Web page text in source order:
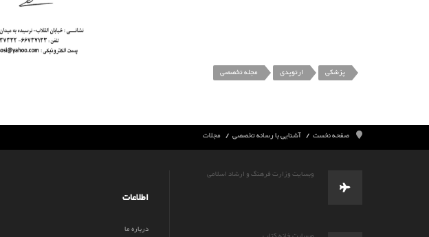
پزشکی ارتوپدی مجله تخصصی
صفحه نخست آشنایی با رسانه تخصصی مجلات
وبسایت وزارت فرهنگ و ارشاد اسلامی
اطلاعات
درباره ما